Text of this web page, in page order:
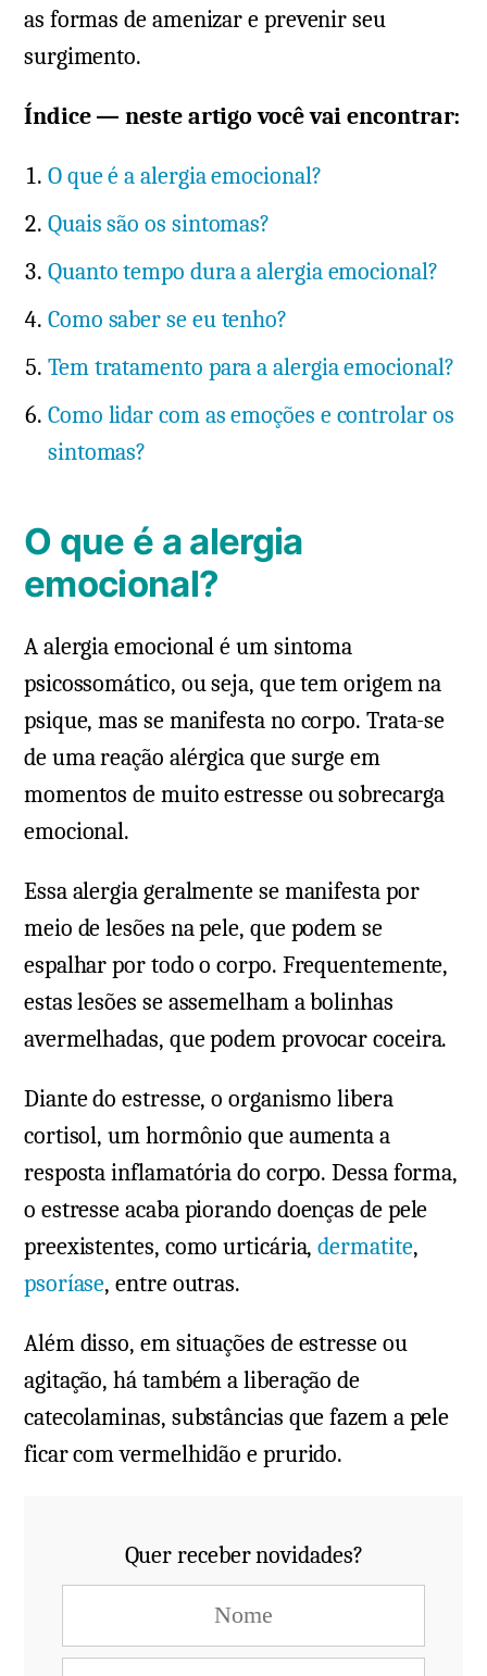
as formas de amenizar e prevenir seu
surgimento.
Índice — neste artigo você vai encontrar:
O que é a alergia emocional?
Quais são os sintomas?
Quanto tempo dura a alergia emocional?
Como saber se eu tenho?
Tem tratamento para a alergia emocional?
Como lidar com as emoções e controlar os
sintomas?
O que é a alergia
emocional?
A alergia emocional é um sintoma
psicossomático, ou seja, que tem origem na
psique, mas se manifesta no corpo. Trata-se
de uma reação alérgica que surge em
momentos de muito estresse ou sobrecarga
emocional.
Essa alergia geralmente se manifesta por
meio de lesões na pele, que podem se
espalhar por todo o corpo. Frequentemente,
estas lesões se assemelham a bolinhas
avermelhadas, que podem provocar coceira.
Diante do estresse, o organismo libera
cortisol, um hormônio que aumenta a
resposta inflamatória do corpo. Dessa forma,
o estresse acaba piorando doenças de pele
preexistentes, como urticária,dermatite,
psoríase, entre outras.
Além disso, em situações de estresse ou
agitação, há também a liberação de
catecolaminas, substâncias que fazem a pele
ficar com vermelhidão e prurido.
Quer receber novidades?